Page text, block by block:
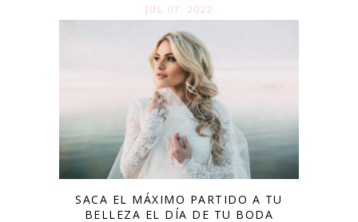
JUL 07. 2022
SACA EL MÁXIMO PARTIDO A TU
BELLEZA EL DÍA DE TU BODA